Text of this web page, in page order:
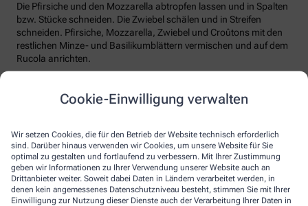
Cookie-Einwilligung verwalten
Wir setzen Cookies, die für den Betrieb der Website technisch erforderlich
sind. Darüber hinaus verwenden wir Cookies, um unsere Website für Sie
optimal zu gestalten und fortlaufend zu verbessern. Mit Ihrer Zustimmung
geben wir Informationen zu Ihrer Verwendung unserer Website auch an
Drittanbieter weiter. Soweit dabei Daten in Ländern verarbeitet werden, in
denen kein angemessenes Datenschutzniveau besteht, stimmen Sie mit Ihrer
Einwilligung zur Nutzung dieser Dienste auch der Verarbeitung Ihrer Daten in
Die Pfirsiche und den Mozzarella abtropfen lassen und in Spalten
bzw. Stücke schneiden. Die Zwiebel schälen und in Streifen
schneiden. Pfirsiche, Mozzarella, Zwiebel und Croûtons mit den
restlichen Minze- und Basilikumblättern vermischen und auf dem
Rucola anrichten.
über den Salat geben. Zum Schluss noch die Prosciutto-Scheiben
Arbeitszeit ca. 30 Minuten
Koch-/Backzeit ca. 15 Minuten
Gesamtzeit ca. 45 Minuten
Schwierigkeitsgrad simpel